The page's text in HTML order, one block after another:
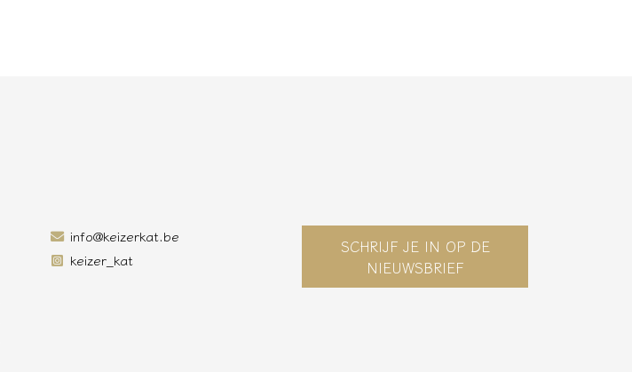
info@keizerkat.be
keizer_kat
SCHRIJF JE IN OP DE
NIEUWSBRIEF